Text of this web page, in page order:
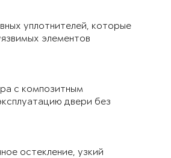
уплотнителей, которые
элементов
с композитным
двери без
остекление, узкий